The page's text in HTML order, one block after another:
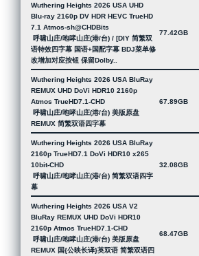
Wuthering Heights 2026 USA UHD
Blu-ray 2160p DV HDR HEVC TrueHD
7.1 Atmos-sh@CHDBits
呼啸山庄/咆哮山庄(港/台) / [DIY 简繁双
语特效四字幕 国语+国配字幕 BDJ菜单修
改增加对应按钮 保留Dolby..
77.42GB
Wuthering Heights 2026 USA BluRay
REMUX UHD DoVi HDR10 2160p
Atmos TrueHD7.1-CHD
呼啸山庄/咆哮山庄(港/台) 美版原盘
REMUX 简繁双语四字幕
67.89GB
Wuthering Heights 2026 USA BluRay
2160p TrueHD7.1 DoVi HDR10 x265
10bit-CHD
呼啸山庄/咆哮山庄(港/台) 简繁双语四字
幕
32.08GB
Wuthering Heights 2026 USA V2
BluRay REMUX UHD DoVi HDR10
2160p Atmos TrueHD7.1-CHD
呼啸山庄/咆哮山庄(港/台) 美版原盘
REMUX 国{公映长译}英双语 简繁双语四
68.47GB